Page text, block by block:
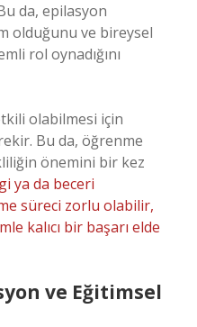
da, epilasyon
olduğunu ve bireysel
rol oynadığını
olabilmesi için
Bu da, öğrenme
önemini bir kez
ya da beceri
süreci zorlu olabilir,
kalıcı bir başarı elde
ve Eğitimsel